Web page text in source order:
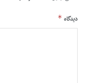
دیدگاه *